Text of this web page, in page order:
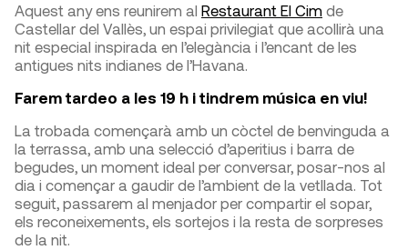
Aquest any ens reunirem al Restaurant El Cim de
Castellar del Vallès, un espai privilegiat que acollirà una
nit especial inspirada en l’elegància i l’encant de les
antigues nits indianes de l’Havana.
Farem tardeo a les 19 h i tindrem música en viu!
La trobada començarà amb un còctel de benvinguda a
la terrassa, amb una selecció d’aperitius i barra de
begudes, un moment ideal per conversar, posar-nos al
dia i començar a gaudir de l’ambient de la vetllada. Tot
seguit, passarem al menjador per compartir el sopar,
els reconeixements, els sortejos i la resta de sorpreses
de la nit.